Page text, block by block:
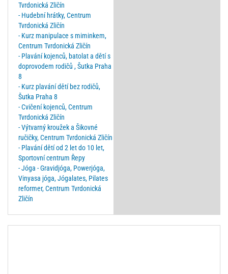
Tvrdonická Zličín
- Hudební hrátky, Centrum
Tvrdonická Zličín
- Kurz manipulace s miminkem,
Centrum Tvrdonická Zličín
- Plavání kojenců, batolat a dětí s
doprovodem rodičů , Šutka Praha
8
- Kurz plavání dětí bez rodičů,
Šutka Praha 8
- Cvičení kojenců, Centrum
Tvrdonická Zličín
- Výtvarný kroužek a Šikovné
ručičky, Centrum Tvrdonická Zličín
- Plavání dětí od 2 let do 10 let,
Sportovní centrum Řepy
- Jóga - Gravidjóga, Powerjóga,
Vinyasa jóga, Jógalates, Pilates
reformer, Centrum Tvrdonická
Zličín